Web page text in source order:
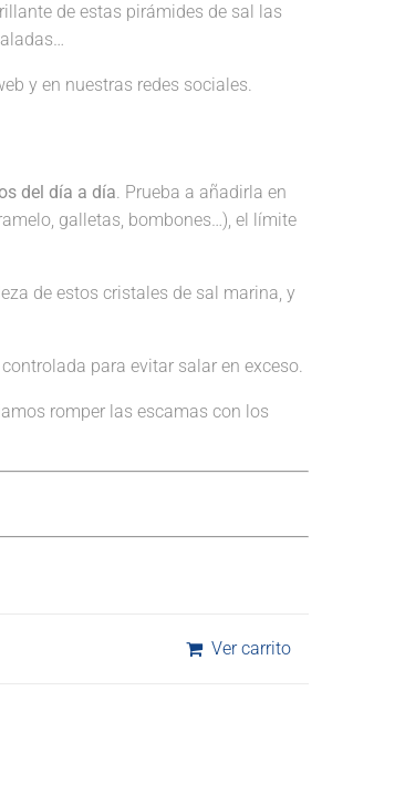
de estas pirámides de sal las
y en nuestras redes sociales.
del día a día. Prueba a añadirla en
galletas, bombones…), el límite
de estos cristales de sal marina, y
para evitar salar en exceso.
romper las escamas con los
Ver carrito